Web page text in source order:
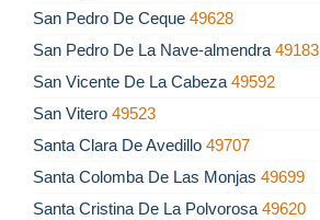
San Pedro De Ceque 49628
San Pedro De La Nave-almendra 49183
San Vicente De La Cabeza 49592
San Vitero 49523
Santa Clara De Avedillo 49707
Santa Colomba De Las Monjas 49699
Santa Cristina De La Polvorosa 49620